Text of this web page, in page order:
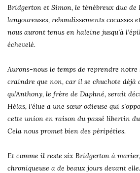
Bridgerton et Simon, le ténébreux duc de
langoureuses, rebondissements cocasses
nous auront tenus en haleine jusqu’à
échevelé.
Aurons-nous le temps de reprendre notre
craindre que non, car il se chuchote déjà
qu’Anthony, le frère de Daphné, serait
Hélas, l’élue a une sœur odieuse qui
cette union en raison du passé libertin
Cela nous promet bien des péripéties.
Et comme il reste six Bridgerton à
chroniqueuse a de beaux jours devant